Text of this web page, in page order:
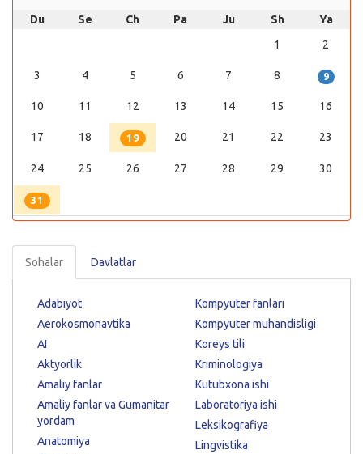
Du Se Ch Pa Ju Sh
Ya
1
2
3 4 5 6 7 8 9
10 11 12 13 14 15 16
17 18 19 20 21 22 23
24 25 26 27 28 29 30
31
Sohalar Davlatlar
Adabiyot
Aerokosmonavtika
AI
Aktyorlik
Amaliy fanlar
Amaliy fanlar va Gumanitar
yordam
Anatomiya
Kompyuter fanlari
Kompyuter muhandisligi
Koreys tili
Kriminologiya
Kutubxona ishi
Laboratoriya ishi
Leksikografiya
Lingvistika